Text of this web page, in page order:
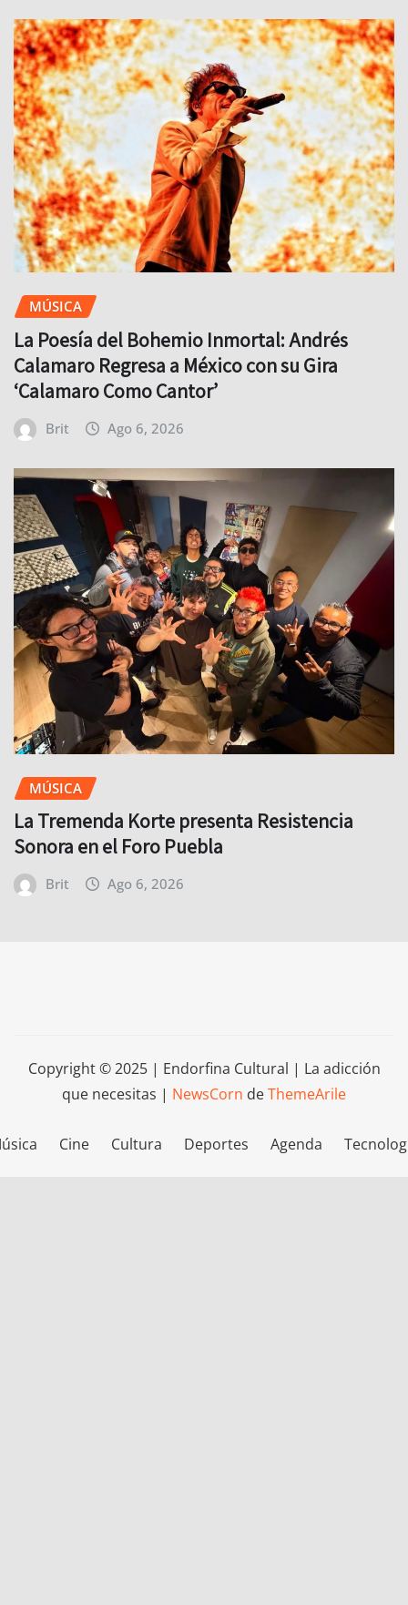
MÚSICA
La Poesía del Bohemio Inmortal: Andrés
Calamaro Regresa a México con su Gira
‘Calamaro Como Cantor’
Brit Ago 6, 2026
MÚSICA
La Tremenda Korte presenta Resistencia
Sonora en el Foro Puebla
Brit Ago 6, 2026
Copyright © 2025 | Endorfina Cultural | La adicción
que necesitas | NewsCorn deThemeArile
Cine Cultura Deportes Agenda